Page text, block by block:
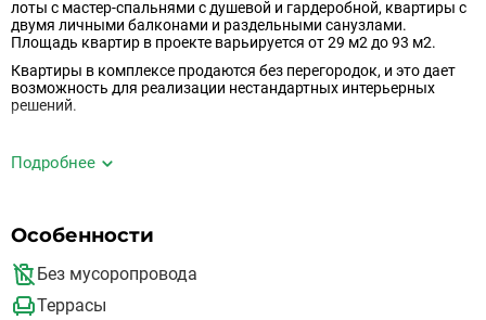
лоты с мастер-спальнями с душевой и гардеробной, квартиры с
двумя личными балконами и раздельными санузлами.
Площадь квартир в проекте варьируется от 29 м2 до 93 м2.
Квартиры в комплексе продаются без перегородок, и это дает
возможность для реализации нестандартных интерьерных
решений.
Инфраструктура и благоустройство
жителей предусмотрена автобусная остановка в минуте
Новорижскому шоссе. До Москвы на автомобиле 1,5 часа
В шаговой доступности расположены детская школа
искусств, Шаховская гимназия, школа №1 и 3 детских сада
Подробнее
Особенности
Без мусоропровода
Террасы